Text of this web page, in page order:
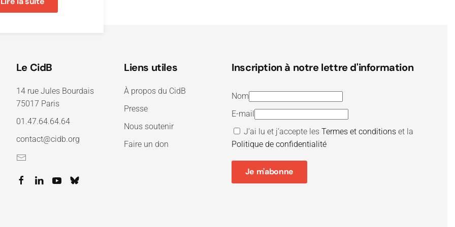
Le CidB
14 rue Jules Bourdais
75017 Paris
01.47.64.64.64
contact@cidb.org
Liens utiles
À propos du CidB
Presse
Nous soutenir
Faire un don
Inscription à notre lettre d'information
Nom
E-mail
J’ai lu et j’accepte lesTermes et conditions et la
Politique de confidentialité
Je m'abonne